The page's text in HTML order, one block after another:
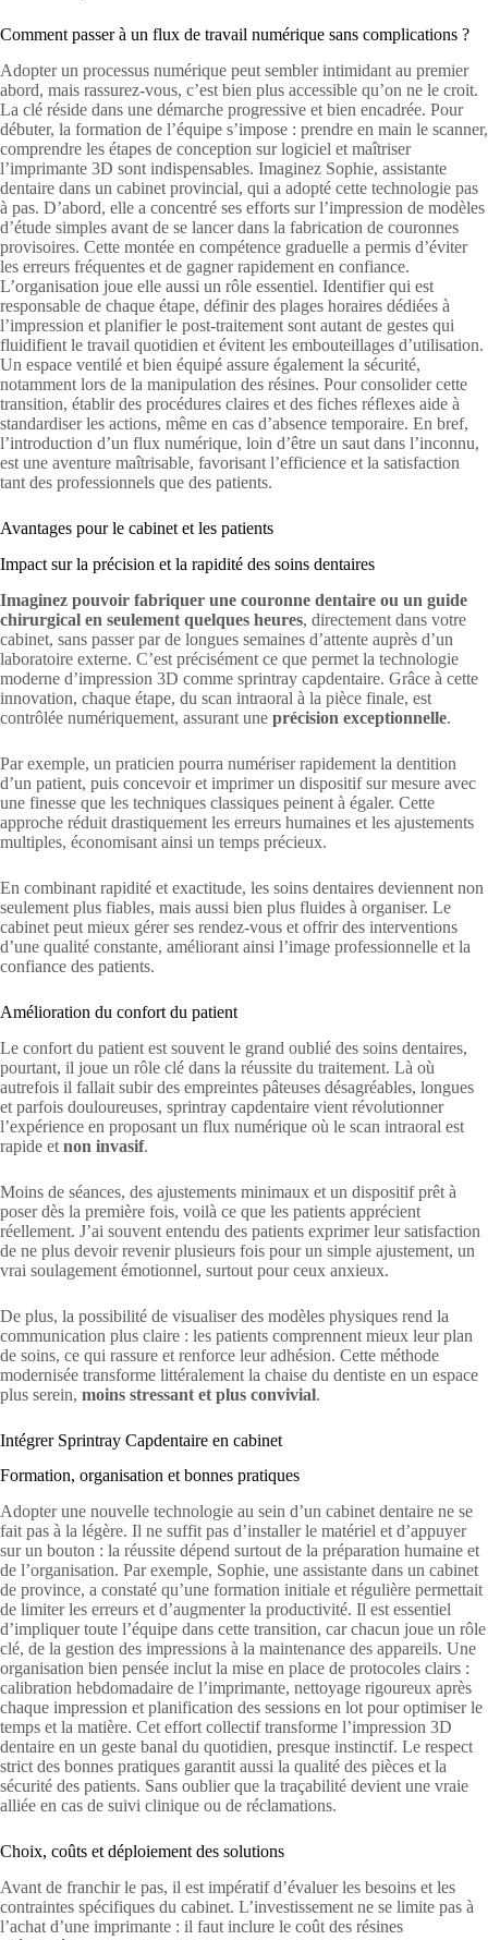
Comment passer à un flux de travail numérique sans complications ?
Adopter un processus numérique peut sembler intimidant au premier
abord, mais rassurez-vous, c’est bien plus accessible qu’on ne le croit.
La clé réside dans une démarche progressive et bien encadrée. Pour
débuter, la formation de l’équipe s’impose : prendre en main le scanner,
comprendre les étapes de conception sur logiciel et maîtriser
l’imprimante 3D sont indispensables. Imaginez Sophie, assistante
dentaire dans un cabinet provincial, qui a adopté cette technologie pas
à pas. D’abord, elle a concentré ses efforts sur l’impression de modèles
d’étude simples avant de se lancer dans la fabrication de couronnes
provisoires. Cette montée en compétence graduelle a permis d’éviter
les erreurs fréquentes et de gagner rapidement en confiance.
L’organisation joue elle aussi un rôle essentiel. Identifier qui est
responsable de chaque étape, définir des plages horaires dédiées à
l’impression et planifier le post-traitement sont autant de gestes qui
fluidifient le travail quotidien et évitent les embouteillages d’utilisation.
Un espace ventilé et bien équipé assure également la sécurité,
notamment lors de la manipulation des résines. Pour consolider cette
transition, établir des procédures claires et des fiches réflexes aide à
standardiser les actions, même en cas d’absence temporaire. En bref,
l’introduction d’un flux numérique, loin d’être un saut dans l’inconnu,
est une aventure maîtrisable, favorisant l’efficience et la satisfaction
tant des professionnels que des patients.
Avantages pour le cabinet et les patients
Impact sur la précision et la rapidité des soins dentaires
Imaginez pouvoir fabriquer une couronne dentaire ou un guide
chirurgical en seulement quelques heures, directement dans votre
cabinet, sans passer par de longues semaines d’attente auprès d’un
laboratoire externe. C’est précisément ce que permet la technologie
moderne d’impression 3D comme sprintray capdentaire. Grâce à cette
innovation, chaque étape, du scan intraoral à la pièce finale, est
contrôlée numériquement, assurant une précision exceptionnelle.
Par exemple, un praticien pourra numériser rapidement la dentition
d’un patient, puis concevoir et imprimer un dispositif sur mesure avec
une finesse que les techniques classiques peinent à égaler. Cette
approche réduit drastiquement les erreurs humaines et les ajustements
multiples, économisant ainsi un temps précieux.
En combinant rapidité et exactitude, les soins dentaires deviennent non
seulement plus fiables, mais aussi bien plus fluides à organiser. Le
cabinet peut mieux gérer ses rendez-vous et offrir des interventions
d’une qualité constante, améliorant ainsi l’image professionnelle et la
confiance des patients.
Amélioration du confort du patient
Le confort du patient est souvent le grand oublié des soins dentaires,
pourtant, il joue un rôle clé dans la réussite du traitement. Là où
autrefois il fallait subir des empreintes pâteuses désagréables, longues
et parfois douloureuses, sprintray capdentaire vient révolutionner
l’expérience en proposant un flux numérique où le scan intraoral est
rapide et non invasif.
Moins de séances, des ajustements minimaux et un dispositif prêt à
poser dès la première fois, voilà ce que les patients apprécient
réellement. J’ai souvent entendu des patients exprimer leur satisfaction
de ne plus devoir revenir plusieurs fois pour un simple ajustement, un
vrai soulagement émotionnel, surtout pour ceux anxieux.
De plus, la possibilité de visualiser des modèles physiques rend la
communication plus claire : les patients comprennent mieux leur plan
de soins, ce qui rassure et renforce leur adhésion. Cette méthode
modernisée transforme littéralement la chaise du dentiste en un espace
plus serein, moins stressant et plus convivial.
Intégrer Sprintray Capdentaire en cabinet
Formation, organisation et bonnes pratiques
Adopter une nouvelle technologie au sein d’un cabinet dentaire ne se
fait pas à la légère. Il ne suffit pas d’installer le matériel et d’appuyer
sur un bouton : la réussite dépend surtout de la préparation humaine et
de l’organisation. Par exemple, Sophie, une assistante dans un cabinet
de province, a constaté qu’une formation initiale et régulière permettait
de limiter les erreurs et d’augmenter la productivité. Il est essentiel
d’impliquer toute l’équipe dans cette transition, car chacun joue un rôle
clé, de la gestion des impressions à la maintenance des appareils. Une
organisation bien pensée inclut la mise en place de protocoles clairs :
calibration hebdomadaire de l’imprimante, nettoyage rigoureux après
chaque impression et planification des sessions en lot pour optimiser le
temps et la matière. Cet effort collectif transforme l’impression 3D
dentaire en un geste banal du quotidien, presque instinctif. Le respect
strict des bonnes pratiques garantit aussi la qualité des pièces et la
sécurité des patients. Sans oublier que la traçabilité devient une vraie
alliée en cas de suivi clinique ou de réclamations.
Choix, coûts et déploiement des solutions
Avant de franchir le pas, il est impératif d’évaluer les besoins et les
contraintes spécifiques du cabinet. L’investissement ne se limite pas à
l’achat d’une imprimante : il faut inclure le coût des résines